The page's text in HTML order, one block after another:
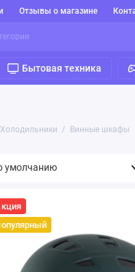
Отзывы о магазине
Бытовая техника
Холодильники Винные шкафы